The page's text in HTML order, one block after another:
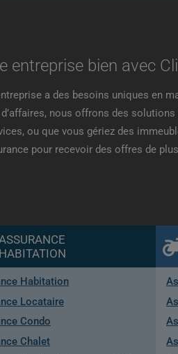
entreprise bien avec
a des besoins uniques en
nous offrons des
ou que vous gériez des
pour recevoir des offres de
Habitation
Locataire
Condo
Chalet